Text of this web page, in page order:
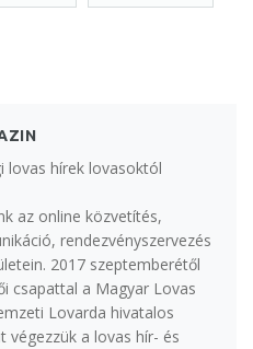
lovas hírek lovasoktól
az online közvetítés,
rendezvényszervezés
2017 szeptemberétől
csapattal a Magyar Lovas
Lovarda hivatalos
végezzük a lovas hír- és